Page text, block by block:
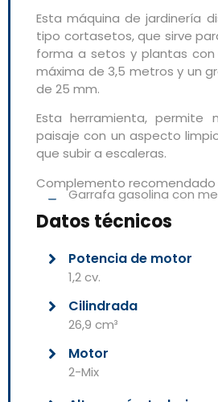
Esta máquina de jardinería
tipo cortasetos, que sirve
forma a setos y plantas
máxima de 3,5 metros y un
de 25 mm.
Esta herramienta, permite
paisaje con un aspecto
que subir a escaleras.
Complemento recomendado
Garrafa gasolina con
Datos técnicos
Potencia de motor
1,2 cv.
Cilindrada
26,9 cm³
Motor
2-Mix